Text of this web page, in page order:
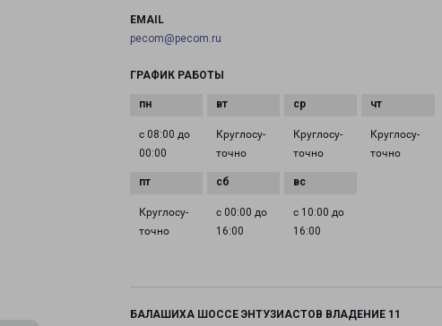
EMAIL
pecom@pecom.ru
ГРАФИК РАБОТЫ
с 08:00 до
00:00
Круглосу­
точно
Круглосу­
точно
Круглосу­
точно
Круглосу­
точно
с 00:00 до
16:00
с 10:00 до
16:00
БАЛАШИХА ШОССЕ ЭНТУЗИАСТОВ ВЛАДЕНИЕ 11